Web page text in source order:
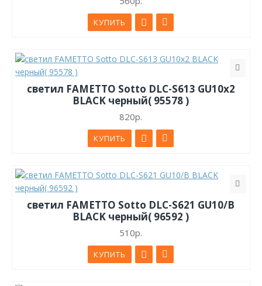
КУПИТЬ
светил FAMETTO Sotto DLC-S613 GU10x2
BLACK черный( 95578 )
820р.
КУПИТЬ
светил FAMETTO Sotto DLC-S621 GU10/B
BLACK черный( 96592 )
510р.
КУПИТЬ